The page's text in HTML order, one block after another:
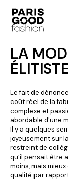
LA
Le fait de
coût réel de la
complexe et
abordable d'une
Il y a quelques
joyeusement sur
restreint de
qu’il pensait être
moins, mais
qualité par